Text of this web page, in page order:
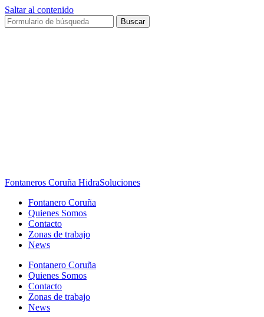
Saltar al contenido
Buscar
Fontaneros Coruña HidraSoluciones
Fontanero Coruña
Quienes Somos
Contacto
Zonas de trabajo
News
Fontanero Coruña
Quienes Somos
Contacto
Zonas de trabajo
News